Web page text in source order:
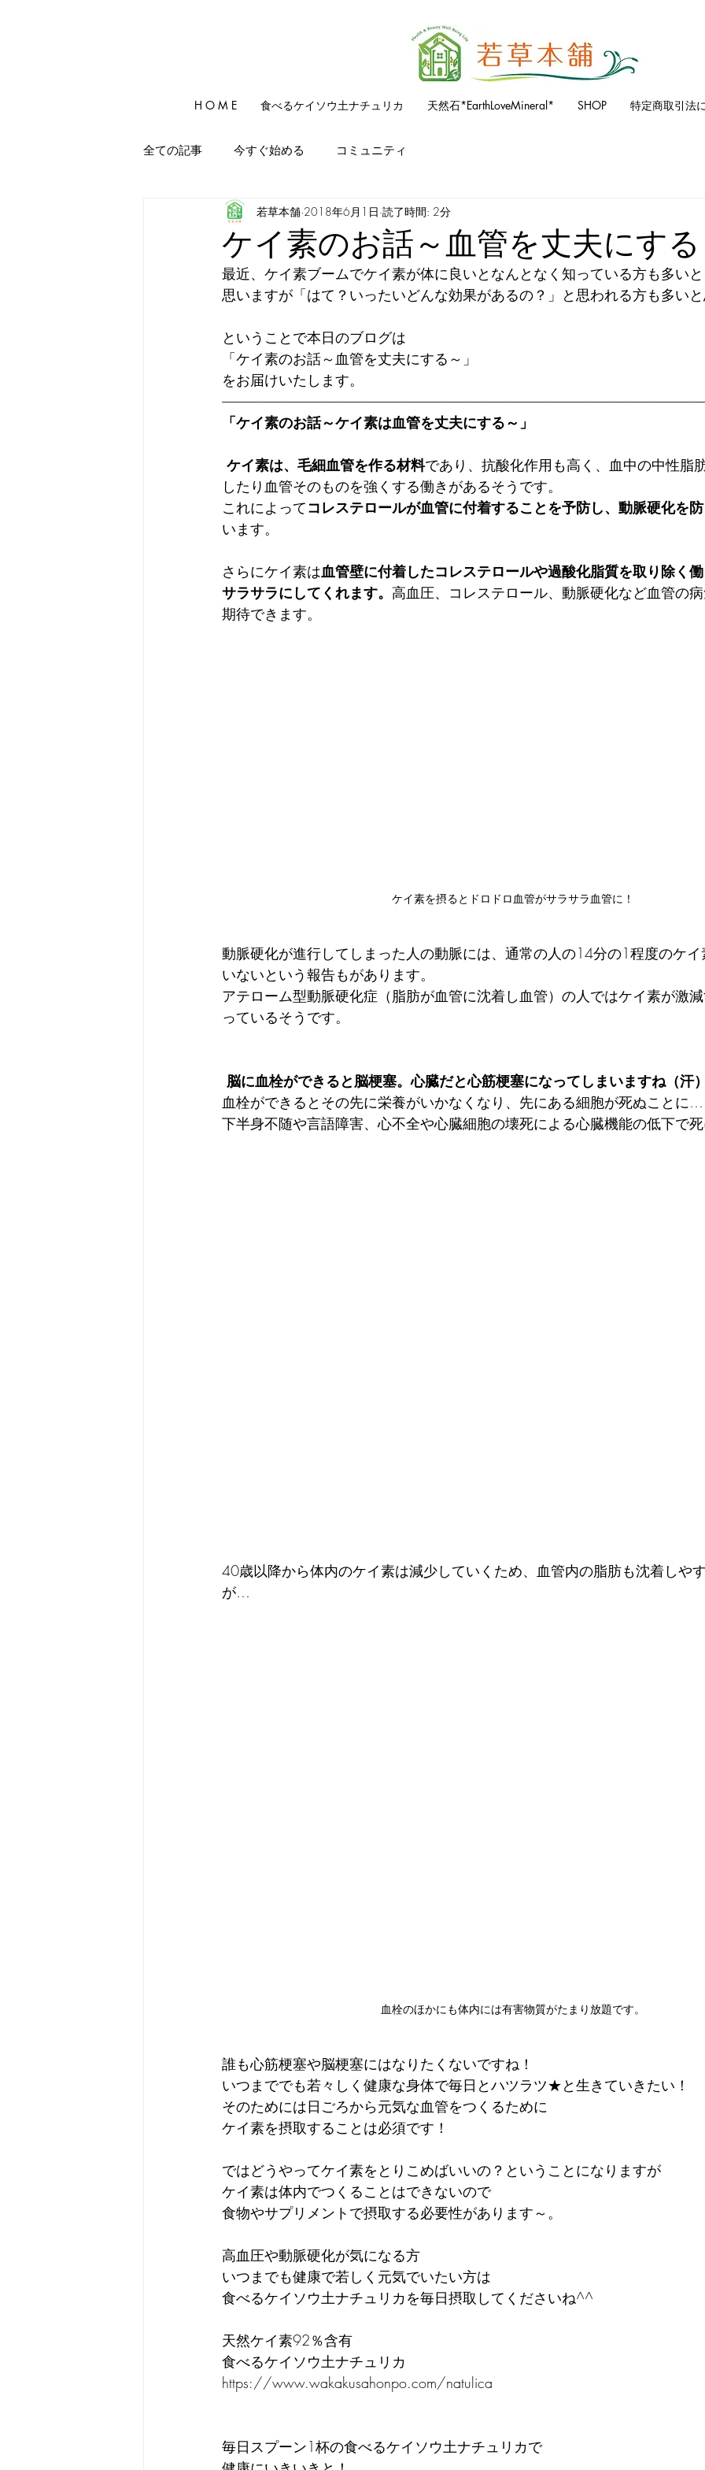
H O M E 食べるケイソウ土ナチュリカ 天然石*EarthLoveMineral* SHOP 特定商取引法
全ての記事 今すぐ始める コミュニティ
ケイ素のお話～血管を丈夫にする
若草本舗 2018年6月1日 読了時間: 2分
最近、ケイ素ブームでケイ素が体に良いとなんとなく知っている方も多いと
思いますが「はて？いったいどんな効果があるの？」と思われる方も多いと
ということで本日のブログは
「ケイ素のお話～血管を丈夫にする～」
をお届けいたします。
「ケイ素のお話～ケイ素は血管を丈夫にする～」
ケイ素は、毛細血管を作る材料であり、抗酸化作用も高く、血中の中性脂
したり血管そのものを強くする働きがあるそうです。
これによってコレステロールが血管に付着することを予防し、動脈硬化を
います。
さらにケイ素は血管壁に付着したコレステロールや過酸化脂質を取り除く
サラサラにしてくれます。 高血圧、コレステロール、動脈硬化など血管の
期待できます。
ケイ素を摂るとドロドロ血管がサラサラ血管に！
動脈硬化が進行してしまった人の動脈には、通常の人の14分の1程度のケイ
いないという報告もがあります。
アテローム型動脈硬化症（脂肪が血管に沈着し血管）の人ではケイ素が激
っているそうです。
脳に血栓ができると脳梗塞。心臓だと心筋梗塞になってしまいますね（汗）
血栓ができるとその先に栄養がいかなくなり、先にある細胞が死ぬことに…
下半身不随や言語障害、心不全や心臓細胞の壊死による心臓機能の低下で
40歳以降から体内のケイ素は減少していくため、血管内の脂肪も沈着しや
が…
血栓のほかにも体内には有害物質がたまり放題です。
誰も心筋梗塞や脳梗塞にはなりたくないですね！
いつまででも若々しく健康な身体で毎日とハツラツ★と生きていきたい！
そのためには日ごろから元気な血管をつくるために
ケイ素を摂取することは必須です！
ではどうやってケイ素をとりこめばいいの？ということになりますが
ケイ素は体内でつくることはできないので
食物やサプリメントで摂取する必要性があります～。
高血圧や動脈硬化が気になる方
いつまでも健康で若しく元気でいたい方は
食べるケイソウ土ナチュリカを毎日摂取してくださいね^^
天然ケイ素92％含有
食べるケイソウ土ナチュリカ
https://www.wakakusahonpo.com/natulica
毎日スプーン1杯の食べるケイソウ土ナチュリカで